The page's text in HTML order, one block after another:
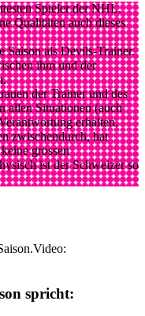
Spieler der NHL.
Qualitäten auch dieses
Saison als Devils-Trainer.
ihm und der
der Trainer und des
allen Situationen (auch
erhalten.
zwischendurch, hat
grossen
ist der Schweizer so
Video:
spricht: